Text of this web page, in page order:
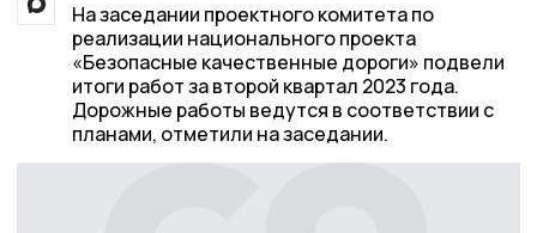
На заседании проектного комитета по
реализации национального проекта
«Безопасные качественные дороги» подвели
итоги работ за второй квартал 2023 года.
Дорожные работы ведутся в соответствии с
планами, отметили на заседании.